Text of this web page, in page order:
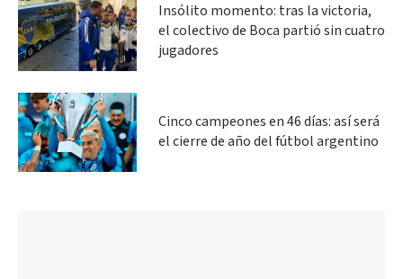
Insólito momento: tras la victoria,
el colectivo de Boca partió sin cuatro
jugadores
Cinco campeones en 46 días: así será
el cierre de año del fútbol argentino